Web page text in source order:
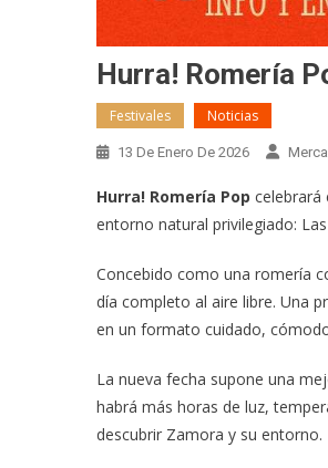
Hurra! Romería
Festivales Noticias
13 De Enero De 2026
Hurra! Romería Pop celebrará
entorno natural privilegiado:
Concebido como una romería
día completo al aire libre. Una
en un formato cuidado,
La nueva fecha supone una
habrá más horas de luz,
descubrir Zamora y su entorno.